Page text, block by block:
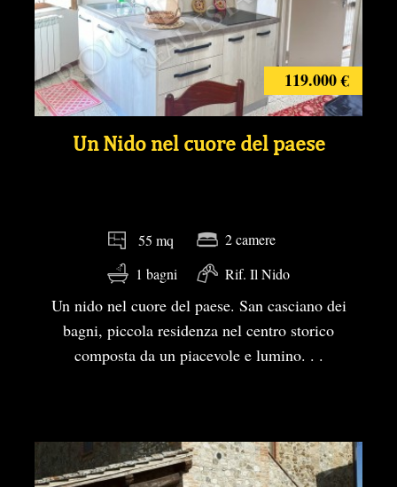
119.000 €
Un Nido nel cuore del paese
55 mq
1 bagni
2 camere
Rif. Il Nido
Un nido nel cuore del paese. San casciano dei
bagni, piccola residenza nel centro storico
composta da un piacevole e lumino. . .